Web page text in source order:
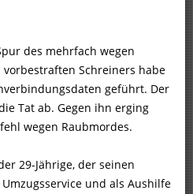
des mehrfach wegen
Schreiners habe
geführt. Der
Tat ab. Gegen ihn erging
wegen Raubmordes.
29-Jährige, der seinen
und als Aushilfe